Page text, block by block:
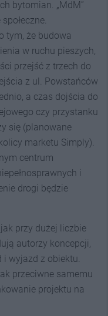
bytomian. „MdM”
tym, że budowa
w ruchu pieszych,
przejść z trzech do
z ul. Powstańców
a czas dojścia do
czy przystanku
się (planowane
marketu Simply).
centrum
i
drogi będzie
przy dużej liczbie
autorzy koncepcji,
wyjazd z obiektu.
przeciwne samemu
projektu na